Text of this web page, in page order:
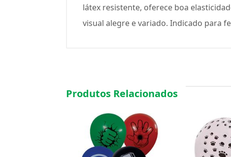
látex resistente, oferece boa
visual alegre e variado. Indicado para
Produtos Relacionados